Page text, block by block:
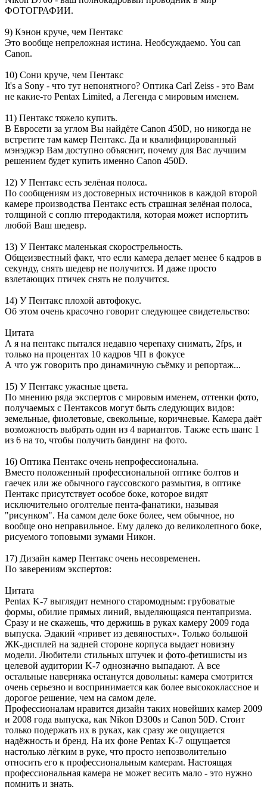
ФОТОГРАФИИ.
9) Кэнон круче, чем Пентакс
Это вообще непреложная истина. Необсуждаемо. You can
Canon.
10) Сони круче, чем Пентакс
It's a Sony - что тут непонятного? Оптика Carl Zeiss - это Вам
не какие-то Pentax Limited, а Легенда с мировым именем.
11) Пентакс тяжело купить.
В Евросети за углом Вы найдёте Canon 450D, но никогда не
встретите там камер Пентакс. Да и квалифицированный
мэнэджэр Вам доступно объяснит, почему для Вас лучшим
решением будет купить именно Canon 450D.
12) У Пентакс есть зелёная полоса.
По сообщениям из достоверных источников в каждой второй
камере производства Пентакс есть страшная зелёная полоса,
толщиной с соплю птеродактиля, которая может испортить
любой Ваш шедевр.
13) У Пентакс маленькая скорострельность.
Общеизвестный факт, что если камера делает менее 6 кадров в
секунду, снять шедевр не получится. И даже просто
взлетающих птичек снять не получится.
14) У Пентакс плохой автофокус.
Об этом очень красочно говорит следующее свидетельство:
Цитата
А я на пентакс пытался недавно черепаху снимать, 2fps, и
только на процентах 10 кадров ЧП в фокусе
А что уж говорить про динамичную съёмку и репортаж...
15) У Пентакс ужасные цвета.
По мнению ряда экспертов с мировым именем, оттенки фото,
получаемых с Пентаксов могут быть следующих видов:
земельные, фиолетовые, свекольные, коричневые. Камера даёт
возможность выбрать один из 4 вариантов. Также есть шанс 1
из 6 на то, чтобы получить бандинг на фото.
16) Оптика Пентакс очень непрофессиональна.
Вместо положенный профессиональной оптике болтов и
гаечек или же обычного гауссовского размытия, в оптике
Пентакс присутствует особое боке, которое видят
исключительно оголтелые пента-фанатики, называя
"рисунком". На самом деле боке более, чем обычное, но
вообще оно неправильное. Ему далеко до великолепного боке,
рисуемого топовыми зумами Никон.
17) Дизайн камер Пентакс очень несовременен.
По заверениям экспертов:
Цитата
Pentax K-7 выглядит немного старомодным: грубоватые
формы, обилие прямых линий, выделяющаяся пентапризма.
Сразу и не скажешь, что держишь в руках камеру 2009 года
выпуска. Эдакий «привет из девяностых». Только большой
ЖК-дисплей на задней стороне корпуса выдает новизну
модели. Любители стильных штучек и фото-фетишисты из
целевой аудитории K-7 однозначно выпадают. А все
остальные наверняка останутся довольны: камера смотрится
очень серьезно и воспринимается как более высококлассное и
дорогое решение, чем на самом деле.
Профессионалам нравится дизайн таких новейших камер 2009
и 2008 года выпуска, как Nikon D300s и Canon 50D. Стоит
только подержать их в руках, как сразу же ощущается
надёжность и бренд. На их фоне Pentax K-7 ощущается
настолько лёгким в руке, что просто непозволительно
относить его к профессиональным камерам. Настоящая
профессиональная камера не может весить мало - это нужно
помнить и знать.